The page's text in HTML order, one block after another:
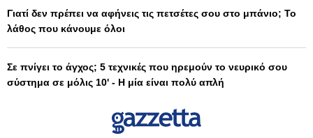
Γιατί δεν πρέπει να αφήνεις τις πετσέτες σου στο μπάνιο; Το
λάθος που κάνουμε όλοι
Σε πνίγει το άγχος; 5 τεχνικές που ηρεμούν το νευρικό σου
σύστημα σε μόλις 10' - Η μία είναι πολύ απλή